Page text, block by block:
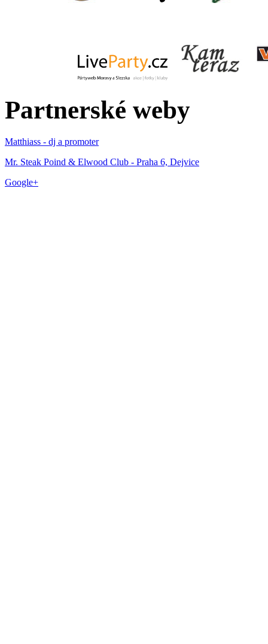
Partnerské weby
Matthiass - dj a promoter
Mr. Steak Poind & Elwood Club - Praha 6, Dejvice
Google+